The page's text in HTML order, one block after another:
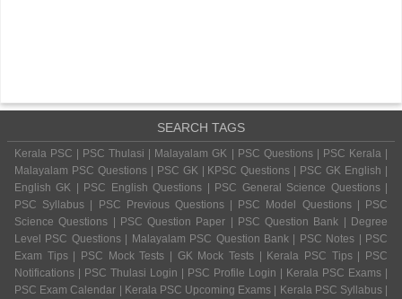
SEARCH TAGS
Kerala PSC | PSC Thulasi | Malayalam GK | PSC Questions | PSC Kerala |
Malayalam PSC Questions | PSC GK | KPSC Questions | PSC GK English |
English GK | PSC English Questions | PSC General Science Questions |
PSC Syllabus | PSC Previous Questions | PSC Model Questions | PSC
Science Questions | PSC Question Paper | PSC Question Bank | Degree
Level PSC Questions | Malayalam PSC Question Bank | PSC Notes | PSC
Exam Tips | PSC Mock Tests | GK Mock Tests | Kerala PSC Tips | PSC
Notifications | PSC Thulasi Login | PSC Profile Login | Kerala PSC Exams |
PSC Exam Calendar | Kerala PSC Upcoming Exams | Kerala PSC Syllabus |